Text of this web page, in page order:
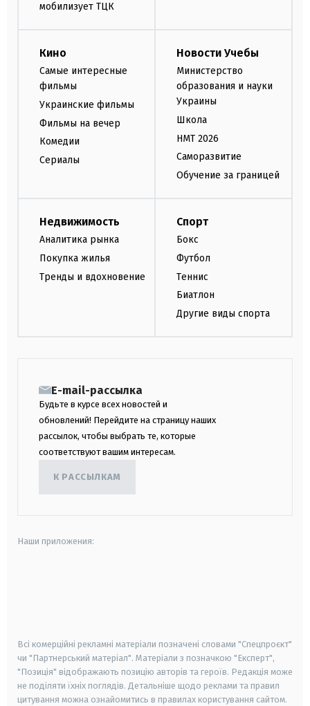
мобилизует ТЦК
Кино
Самые интересные
фильмы
Украинские фильмы
Фильмы на вечер
Комедии
Сериалы
Новости Учебы
Министерство
образования и науки
Украины
Школа
НМТ 2026
Саморазвитие
Обучение за границей
Недвижимость
Аналитика рынка
Покупка жилья
Тренды и вдохновение
Спорт
Бокс
Футбол
Теннис
Биатлон
Другие виды спорта
E-mail-рассылка
Будьте в курсе всех новостей и
обновлений! Перейдите на страницу наших
рассылок, чтобы выбрать те, которые
соответствуют вашим интересам.
К РАССЫЛКАМ
Наши приложения:
Всі комерційні рекламні матеріали позначені словами "Спецпроєкт"
чи "Партнерський матеріал". Матеріали з позначкою "Експерт",
"Позиція" відображають позицію авторів та героїв. Редакція може
не поділяти їхніх поглядів. Детальніше щодо реклами та правил
цитування можна ознайомитись в правилах користування сайтом.